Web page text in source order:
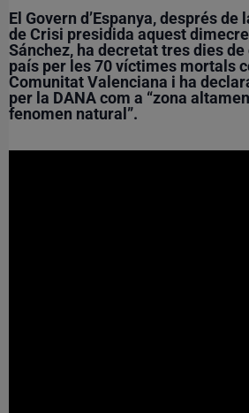
El Govern d’Espanya, després
de Crisi presidida aquest
Sánchez, ha decretat tres dies
país per les 70 víctimes mortals
Comunitat Valenciana i ha
per la DANA com a “zona
fenomen natural”.